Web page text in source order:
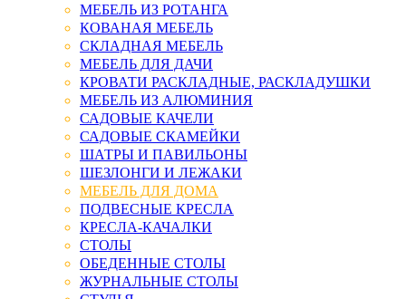
МЕБЕЛЬ ИЗ РОТАНГА
КОВАНАЯ МЕБЕЛЬ
СКЛАДНАЯ МЕБЕЛЬ
МЕБЕЛЬ ДЛЯ ДАЧИ
КРОВАТИ РАСКЛАДНЫЕ, РАСКЛАДУШКИ
МЕБЕЛЬ ИЗ АЛЮМИНИЯ
САДОВЫЕ КАЧЕЛИ
САДОВЫЕ СКАМЕЙКИ
ШАТРЫ И ПАВИЛЬОНЫ
ШЕЗЛОНГИ И ЛЕЖАКИ
МЕБЕЛЬ ДЛЯ ДОМА
ПОДВЕСНЫЕ КРЕСЛА
КРЕСЛА-КАЧАЛКИ
СТОЛЫ
ОБЕДЕННЫЕ СТОЛЫ
ЖУРНАЛЬНЫЕ СТОЛЫ